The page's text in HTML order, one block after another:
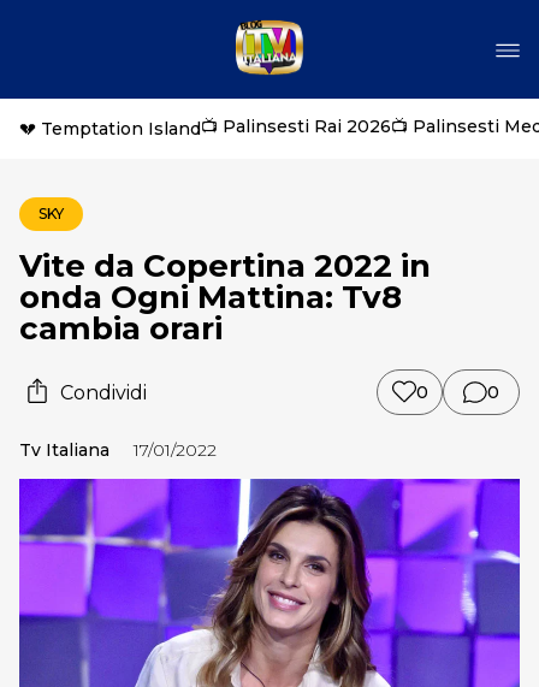
💔 Temptation Island📺 Palinsesti Rai 2026📺 Palinsesti
SKY
Vite da Copertina 2022 in
onda Ogni Mattina: Tv8
cambia orari
Condividi 0 0
Tv Italiana 17/01/2022